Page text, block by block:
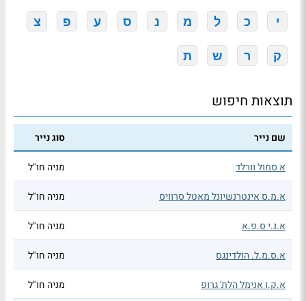
י כ ל מ נ ס ע פ צ
ק ר ש ת
תוצאות חיפוש
שם נייר סוג נייר
א סמול וורלד מניה חו"ל
א.מ.ס אינטרנשיונל מאטל סרוויס מניה חו"ל
א.נ.י ס.פ.א מניה חו"ל
א.ס.מ.ל. הולדינגס מניה חו"ל
א.ק.ו אנימל הלת' גרופ מניה חו"ל